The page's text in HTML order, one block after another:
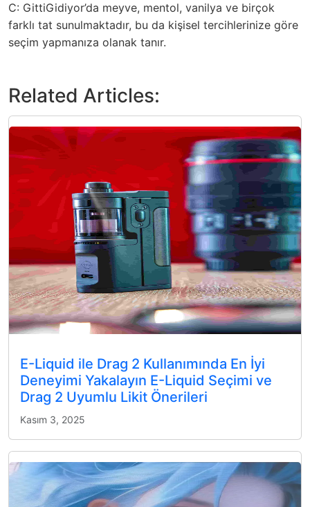
C: GittiGidiyor’da meyve, mentol, vanilya ve birçok
farklı tat sunulmaktadır, bu da kişisel tercihlerinize göre
seçim yapmanıza olanak tanır.
Related Articles:
E-Liquid ile Drag 2 Kullanımında En İyi
Deneyimi Yakalayın E-Liquid Seçimi ve
Drag 2 Uyumlu Likit Önerileri
Kasım 3, 2025